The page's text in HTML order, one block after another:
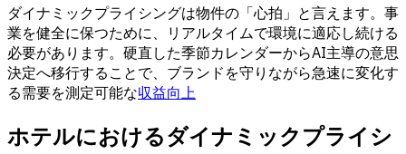
ダイナミックプライシングは物件の「心拍」と言えます。事
業を健全に保つために、リアルタイムで環境に適応し続ける
必要があります。硬直した季節カレンダーからAI主導の意思
決定へ移行することで、ブランドを守りながら急速に変化す
る需要を測定可能な収益向上
ホテルにおけるダイナミックプライシ